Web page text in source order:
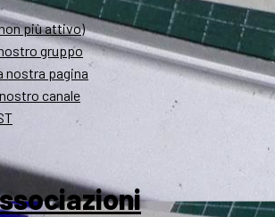
più attivo)
gruppo
nostra pagina
canale